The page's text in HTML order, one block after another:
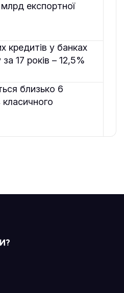
експортної
кредитів у банках
17 років – 12,5%
близько 6
класичного